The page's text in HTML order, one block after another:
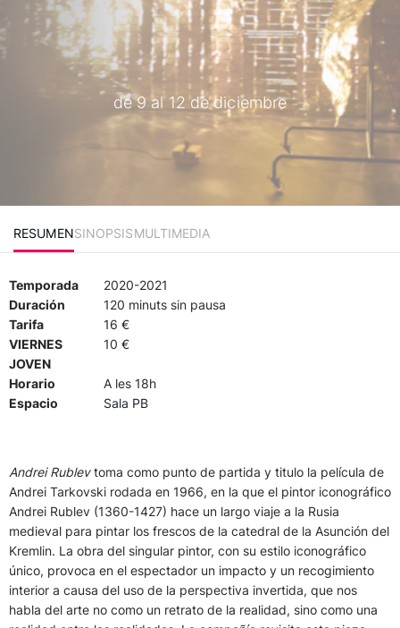
de 9 al 12 de diciembre
RESUMENSINOPSISMULTIMEDIA
Temporada
2020-2021
Duración
120 minuts sin pausa
Tarifa
16 €
VIERNES
JOVEN
10 €
Horario
A les 18h
Espacio
Sala PB
Andrei Rublevtoma como punto de partida y titulo la película de
Andrei Tarkovski rodada en 1966, en la que el pintor iconográfico
Andrei Rublev (1360-1427) hace un largo viaje a la Rusia
medieval para pintar los frescos de la catedral de la Asunción del
Kremlin. La obra del singular pintor, con su estilo iconográfico
único, provoca en el espectador un impacto y un recogimiento
interior a causa del uso de la perspectiva invertida, que nos
habla del arte no como un retrato de la realidad, sino como una